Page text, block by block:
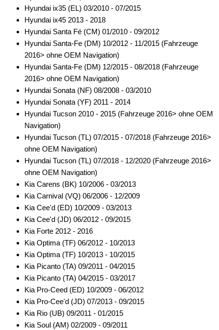
ESX
JVC
Kenwood
Pioneer
Snooper
Sony
Universal
Xzent
für Isuzu
für Iveco
für Jeep
für John Deere
für Lancia
Hyundai ix35 (EL) 03/2010 - 07/2015
Hyundai ix45 2013 - 2018
Hyundai Santa Fé (CM) 01/2010 - 09/2012
Hyundai Santa-Fe (DM) 10/2012 - 11/2015 (Fahrzeuge
2016> ohne OEM Navigation)
Hyundai Santa-Fe (DM) 12/2015 - 08/2018 (Fahrzeuge
2016> ohne OEM Navigation)
Hyundai Sonata (NF) 08/2008 - 03/2010
Hyundai Sonata (YF) 2011 - 2014
Hyundai Tucson 2010 - 2015 (Fahrzeuge 2016> ohne OEM
Navigation)
Hyundai Tucson (TL) 07/2015 - 07/2018 (Fahrzeuge 2016>
ohne OEM Navigation)
Hyundai Tucson (TL) 07/2018 - 12/2020 (Fahrzeuge 2016>
ohne OEM Navigation)
Kia Carens (BK) 10/2006 - 03/2013
Kia Carnival (VQ) 06/2006 - 12/2009
Kia Cee'd (ED) 10/2009 - 03/2013
Kia Cee'd (JD) 06/2012 - 09/2015
Kia Forte 2012 - 2016
Kia Optima (TF) 06/2012 - 10/2013
Kia Optima (TF) 10/2013 - 10/2015
Kia Picanto (TA) 09/2011 - 04/2015
Kia Picanto (TA) 04/2015 - 03/2017
Kia Pro-Ceed (ED) 10/2009 - 06/2012
Kia Pro-Cee'd (JD) 07/2013 - 09/2015
Kia Rio (UB) 09/2011 - 01/2015
Kia Soul (AM) 02/2009 - 09/2011